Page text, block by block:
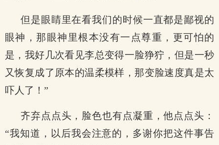
但是眼睛里在看我们的时候一直都是鄙视的
眼神，那眼神里根本没有一点尊重，更可怕的
是，我好几次看见李总变得一脸狰狞，但是一秒
又恢复成了原本的温柔模样，那变脸速度真是太
吓人了！”
齐弃点点头，脸色也有点凝重，他点点头：
“我知道，以后我会注意的，多谢你把这件事告